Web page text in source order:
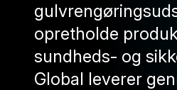
opretholde
sundheds- og
Global leverer